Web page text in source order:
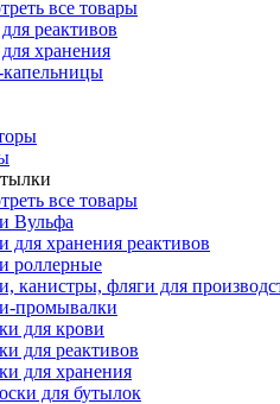
все товары
реактивов
хранения
все товары
Вульфа
для хранения реактивов
роллерные
канистры, фляги для
промывалки
для крови
для реактивов
для хранения
для бутылок